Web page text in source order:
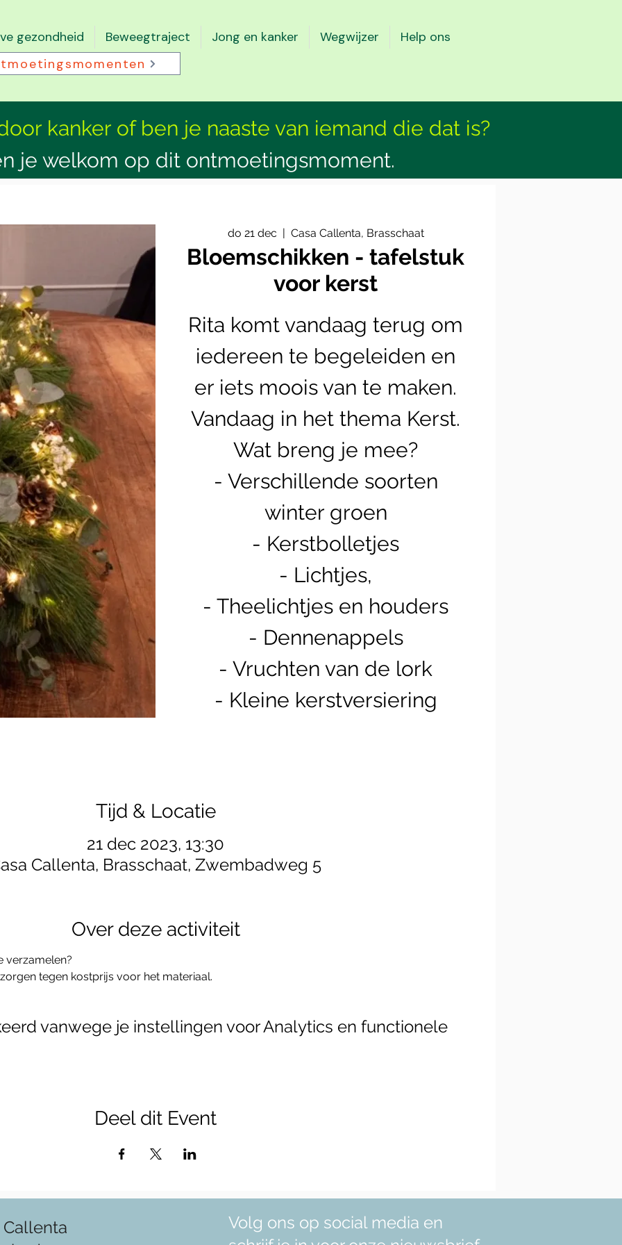
gezondheid Beweegtraject Jong en kanker Wegwijzer
Help ons
kanker of ben je naaste van iemand die dat is?
je welkom op dit ontmoetingsmoment.
do 21 dec
  |
Casa Callenta, Brasschaat
Bloemschikken - tafelstuk
voor kerst
Rita komt vandaag terug om
iedereen te begeleiden en
er iets moois van te maken.
Vandaag in het thema Kerst.
Wat breng je mee?
- Verschillende soorten
winter groen
- Kerstbolletjes
- Lichtjes,
- Theelichtjes en houders
- Dennenappels
- Vruchten van de lork
- Kleine kerstversiering
Tijd & Locatie
21 dec 2023, 13:30
Callenta, Brasschaat, Zwembadweg 5
Over deze activiteit
verzamelen?
tegen kostprijs voor het materiaal.
vanwege je instellingen voor Analytics en functionele
Deel dit Event
Callenta
Volg ons op social media en